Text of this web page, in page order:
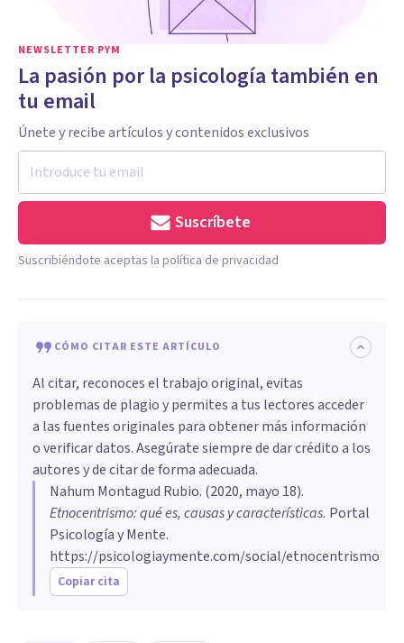
NEWSLETTER PYM
La pasión por la psicología también en
tu email
Únete y recibe artículos y contenidos exclusivos
Suscríbete
Suscribiéndote aceptas la política de privacidad
CÓMO CITAR ESTE ARTÍCULO
Al citar, reconoces el trabajo original, evitas
problemas de plagio y permites a tus lectores acceder
a las fuentes originales para obtener más información
o verificar datos. Asegúrate siempre de dar crédito a los
autores y de citar de forma adecuada.
Nahum Montagud Rubio. (2020, mayo 18).
Etnocentrismo: qué es, causas y características. Portal
Psicología y Mente.
https://psicologiaymente.com/social/etnocentrismo
Copiar cita